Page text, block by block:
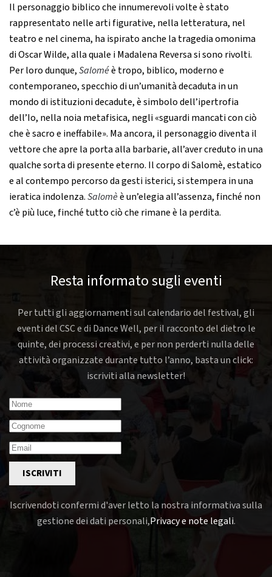
Il personaggio biblico che innumerevoli volte è stato
rappresentato nelle arti figurative, nella letteratura, nel
teatro e nel cinema, ha ispirato anche la tragedia omonima
di Oscar Wilde, alla quale i Madalena Reversa si sono rivolti.
Per loro dunque,Saloméè tropo, biblico, moderno e
contemporaneo, specchio di un’umanità decaduta in un
mondo di istituzioni decadute, è simbolo dell’ipertrofia
dell’Io, nella noia metafisica, negli «sguardi mancati con ciò
che è sacro e ineffabile». Ma ancora, il personaggio diventa il
vettore che apre la porta alla barbarie, all’aver creduto in una
qualche sorta di presente eterno. Il corpo di Salomè, estatico
e al contempo percorso da gesti isterici, si stempera in una
ieratica indolenza.Salomèè un’elegia all’assenza, finché non
c’è più luce, finché tutto ciò che rimane è la perdita.
Resta informato sugli eventi
Per tutti gli aggiornamenti sul calendario del festival, gli
eventi del CSC e di Dance Well, per il racconto del dietro le
quinte, dei processi creativi, e per non perderti nulla delle
attività organizzate durante tutto l’anno, basta un click:
iscriviti alla newsletter!
ISCRIVITI
Iscrivendoti confermi d'aver letto la nostra informativa sulla
gestione dei dati personali,Privacy e note legali.